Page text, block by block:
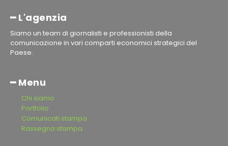
━ L'agenzia
Siamo un team di giornalisti e professionisti della
comunicazione in vari comparti economici strategici del
Paese.
━ Menu
Chi siamo
Portfolio
Comunicati stampa
Rassegna stampa